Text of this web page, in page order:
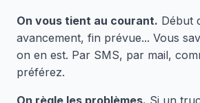
On vous tient au courant. Début
avancement, fin prévue... Vous
on en est. Par SMS, par mail,
préférez.
On règle les problèmes. Si un